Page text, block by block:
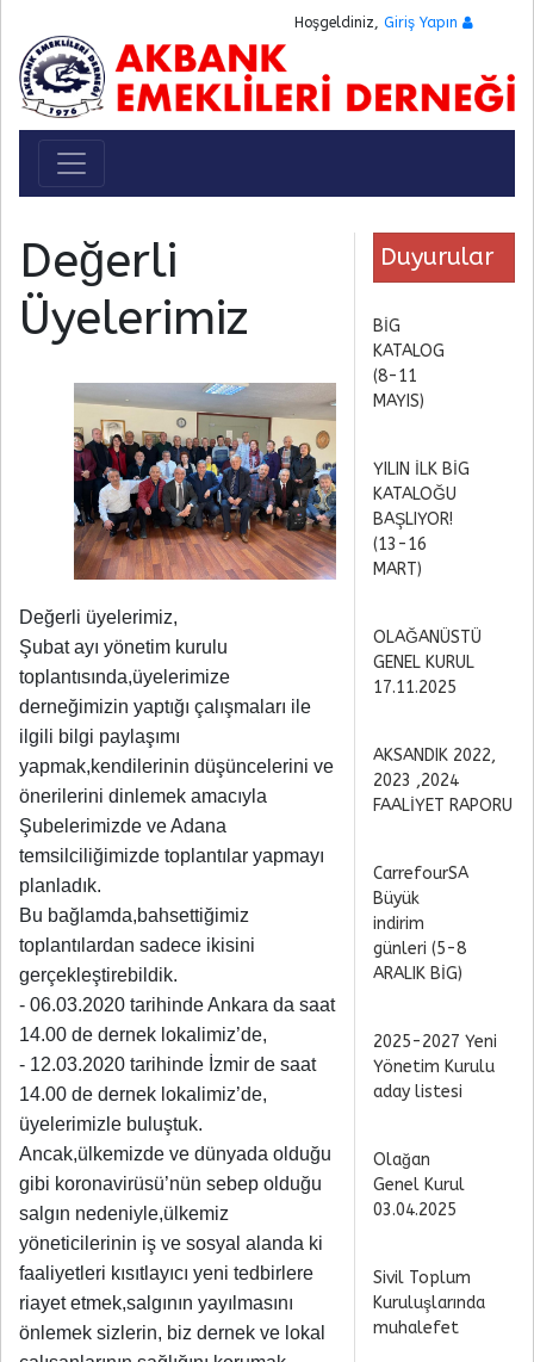
Hoşgeldiniz, Giriş Yapın
Toggle navigation
Değerli
Üyelerimiz
Değerli üyelerimiz,
Şubat ayı yönetim kurulu
toplantısında,üyelerimize
derneğimizin yaptığı çalışmaları ile
ilgili bilgi paylaşımı
yapmak,kendilerinin düşüncelerini ve
önerilerini dinlemek amacıyla
Şubelerimizde ve Adana
temsilciliğimizde toplantılar yapmayı
planladık.
Bu bağlamda,bahsettiğimiz
toplantılardan sadece ikisini
gerçekleştirebildik.
- 06.03.2020 tarihinde Ankara da saat
14.00 de dernek lokalimiz’de,
- 12.03.2020 tarihinde İzmir de saat
14.00 de dernek lokalimiz’de,
üyelerimizle buluştuk.
Ancak,ülkemizde ve dünyada olduğu
gibi koronavirüsü’nün sebep olduğu
salgın nedeniyle,ülkemiz
yöneticilerinin iş ve sosyal alanda ki
faaliyetleri kısıtlayıcı yeni tedbirlere
riayet etmek,salgının yayılmasını
önlemek sizlerin, biz dernek ve lokal
Duyurular
BİG
KATALOG
(8-11
MAYIS)
YILIN İLK BİG
KATALOĞU
BAŞLIYOR!
(13-16
MART)
OLAĞANÜSTÜ
GENEL KURUL
17.11.2025
AKSANDIK 2022,
2023 ,2024
FAALİYET RAPORU
CarrefourSA
Büyük
indirim
günleri (5-8
ARALIK BİG)
2025-2027 Yeni
Yönetim Kurulu
aday listesi
Olağan
Genel Kurul
03.04.2025
Sivil Toplum
Kuruluşlarında
muhalefet